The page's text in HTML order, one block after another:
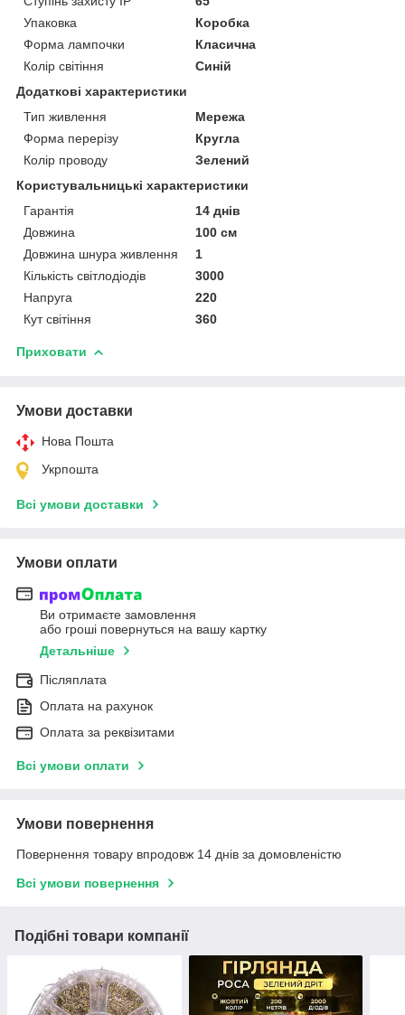
Упаковка
Коробка
Форма лампочки
Класична
Колір світіння
Синій
Додаткові характеристики
Тип живлення
Мережа
Форма перерізу
Кругла
Колір проводу
Зелений
Користувальницькі характеристики
Гарантія
14 днів
Довжина
100 см
Довжина шнура живлення
1
Кількість світлодіодів
3000
Напруга
220
Кут світіння
360
Приховати
Умови доставки
Нова Пошта
Укрпошта
Всі умови доставки
Умови оплати
Ви отримаєте замовлення
або гроші повернуться на вашу картку
Детальніше
Післяплата
Оплата на рахунок
Оплата за реквізитами
Всі умови оплати
Умови повернення
Повернення товару впродовж 14 днів за домовленістю
Всі умови повернення
Подібні товари компанії